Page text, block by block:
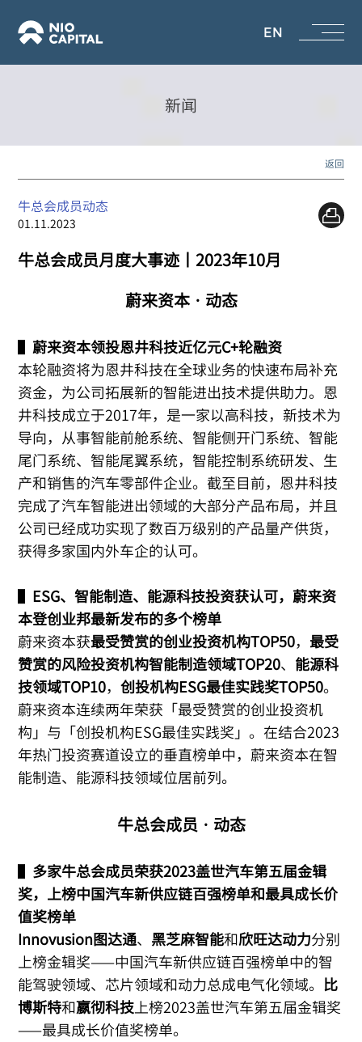
EN
新闻
返回
牛总会成员动态
01.11.2023
牛总会成员月度大事迹丨2023年10月
蔚来资本 · 动态
▌蔚来资本领投恩井科技近亿元C+轮融资
本轮融资将为恩井科技在全球业务的快速布局补充
资金，为公司拓展新的智能进出技术提供助力。恩
井科技成立于2017年，是一家以高科技，新技术为
导向，从事智能前舱系统、智能侧开门系统、智能
尾门系统、智能尾翼系统，智能控制系统研发、生
产和销售的汽车零部件企业。截至目前，恩井科技
完成了汽车智能进出领域的大部分产品布局，并且
公司已经成功实现了数百万级别的产品量产供货，
获得多家国内外车企的认可。
▌ ESG、智能制造、能源科技投资获认可，蔚来资
本登创业邦最新发布的多个榜单
蔚来资本获最受赞赏的创业投资机构TOP50， 最受
赞赏的风险投资机构智能制造领域TOP20、 能源科
技领域TOP10，创投机构ESG最佳实践奖TOP50。
蔚来资本连续两年荣获「最受赞赏的创业投资机
构」与「创投机构ESG最佳实践奖」。在结合2023
年热门投资赛道设立的垂直榜单中，蔚来资本在智
能制造、能源科技领域位居前列。
牛总会成员 · 动态
▌ 多家牛总会成员荣获2023盖世汽车第五届金辑
奖，上榜中国汽车新供应链百强榜单和最具成长价
值奖榜单
Innovusion图达通、 黑芝麻智能和欣旺达动力分别
上榜金辑奖——中国汽车新供应链百强榜单中的智
能驾驶领域、芯片领域和动力总成电气化领域。 比
博斯特和嬴彻科技上榜2023盖世汽车第五届金辑奖
——最具成长价值奖榜单。